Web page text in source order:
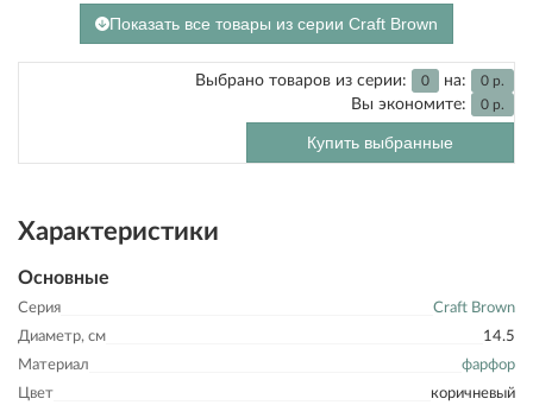
Показать все товары из серии Craft Brown
Выбрано товаров из серии: 0 на: 0 р.
Вы экономите: 0 р.
Купить выбранные
Характеристики
Основные
Серия
Craft Brown
Диаметр, см
14.5
Материал
фарфор
Цвет
коричневый